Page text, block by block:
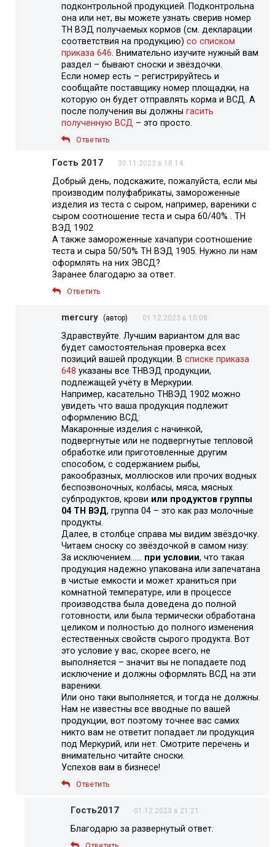
подконтрольной продукцией. Подконтрольна
она или нет, вы можете узнать сверив номер
ТН ВЭД получаемых кормов (см. декларации
соответствия на продукцию) со списком
приказа 646 . Внимательно изучите нужный вам
раздел – бывают сноски и звёздочки.
Если номер есть – регистрируйтесь и
сообщайте поставщику номер площадки, на
которую он будет отправлять корма и ВСД. А
после получения вы должны гасить
полученную ВСД – это просто.
Ответить
Гость 2017 30.11.2023 в 18:14
Добрый день, подскажите, пожалуйста, если мы
производим полуфабрикаты, замороженные
изделия из теста с сыром, например, вареники с
сыром соотношение теста и сыра 60/40% . ТН
ВЭД 1902
А также замороженные хачапури соотношение
теста и сыра 50/50% ТН ВЭД 1905. Нужно ли нам
оформлять на них ЭВСД?
Заранее благодарю за ответ.
Ответить
mercury (автор) 01.12.2023 в 10:08
Здравствуйте. Лучшим вариантом для вас
будет самостоятельная проверка всех
позиций вашей продукции. В списке приказа
648 указаны все ТНВЭД продукции,
подлежащей учёту в Меркурии.
Например, касательно ТНВЭД 1902 можно
увидеть что ваша продукция подлежит
оформлению ВСД:
Макаронные изделия с начинкой,
подвергнутые или не подвергнутые тепловой
обработке или приготовленные другим
способом, с содержанием рыбы,
ракообразных, моллюсков или прочих водных
беспозвоночных, колбасы, мяса, мясных
субпродуктов, крови или продуктов группы
04 ТН ВЭД, группа 04 – это как раз молочные
продукты.
Далее, в столбце справа мы видим звёздочку.
Читаем сноску со звёздочкой в самом низу:
За исключением…… при условии, что такая
продукция надежно упакована или запечатана
в чистые емкости и может храниться при
комнатной температуре, или в процессе
производства была доведена до полной
готовности, или была термически обработана
целиком и полностью до полного изменения
естественных свойств сырого продукта. Вот
это условие у вас, скорее всего, не
выполняется – значит вы не попадаете под
исключение и должны оформлять ВСД на эти
вареники.
Или оно таки выполняется, и тогда не должны.
Нам не известны все вводные по вашей
продукции, вот поэтому точнее вас самих
никто вам не ответит попадает ли продукция
под Меркурий, или нет. Смотрите перечень и
внимательно читайте сноски.
Успехов вам в бизнесе!
Ответить
Гость2017 01.12.2023 в 21:21
Благодарю за развернутый ответ.